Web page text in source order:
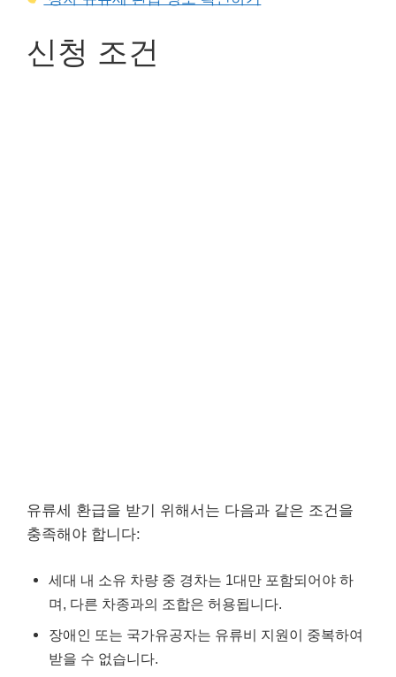
신청 조건
유류세 환급을 받기 위해서는 다음과 같은 조건을
충족해야 합니다:
세대 내 소유 차량 중 경차는 1대만 포함되어야 하
며, 다른 차종과의 조합은 허용됩니다.
장애인 또는 국가유공자는 유류비 지원이 중복하여
받을 수 없습니다.